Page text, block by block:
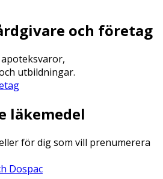
och företag
utbildningar.
läkemedel
för dig som vill prenumerera
Dospac